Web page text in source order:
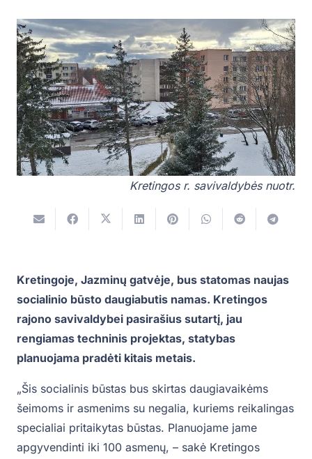
Kretingos r. savivaldybės nuotr.
Kretingoje, Jazminų gatvėje, bus statomas naujas
socialinio būsto daugiabutis namas. Kretingos
rajono savivaldybei pasirašius sutartį, jau
rengiamas techninis projektas, statybas
planuojama pradėti kitais metais.
„Šis socialinis būstas bus skirtas daugiavaikėms
šeimoms ir asmenims su negalia, kuriems reikalingas
specialiai pritaikytas būstas. Planuojame jame
apgyvendinti iki 100 asmenų, – sakė Kretingos